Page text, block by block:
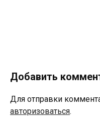
Добавить
Для отправки
авторизоваться.